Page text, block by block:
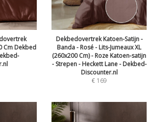
Cm Dekbed
Dekbedovertrek Katoen-Satijn -
Banda - Rosé - Lits-Jumeaux XL
(260x200 Cm) - Roze Katoen-satijn
- Strepen - Heckett Lane - Dekbed-
Discounter.nl
€ 169